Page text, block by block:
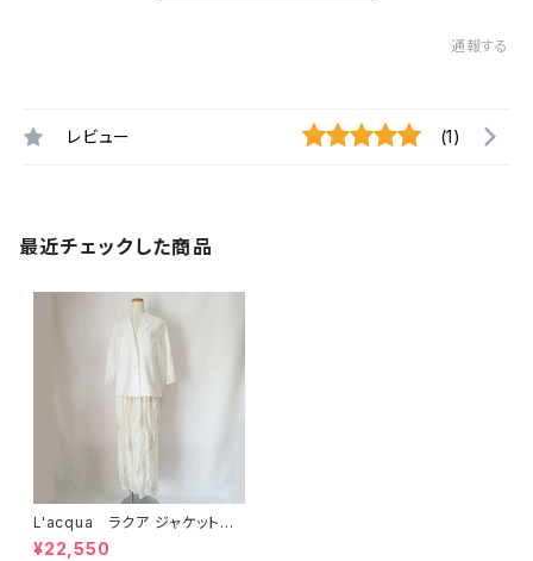
通報する
レビュー (1)
最近チェックした商品
L'acqua ラクア ジャケット I
C254JK
¥22,550